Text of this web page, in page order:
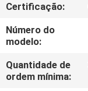
VISITA
À
FÁBRICA
Certificação:
Número do
modelo:
Quantidade de
ordem mínima: